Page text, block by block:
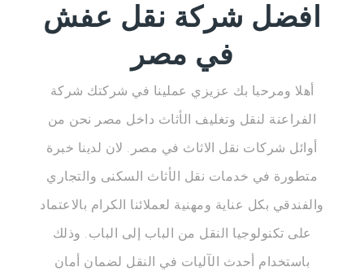
افضل شركة نقل عفش
في مصر
أهلا ومرحبا بك عزيزي عملينا في شركتك شركة
الفراعنة لنقل وتغليف الأثاث داخل مصر نحن من
أوائل شركات نقل الاثاث في مصر. لان لدينا خبرة
متطورة في خدمات نقل الأثاث السكنى والتجاري
والفندقي بكل عناية ومهنية لعملائنا الكرام بالاعتماد
على تكنولوجيا النقل من الباب إلى الباب. وذلك
باستخدام أحدث الآليات في النقل لضمان أمان